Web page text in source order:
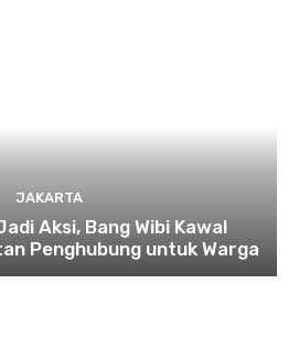
JAKARTA
Aksi, Bang Wibi Kawal
Penghubung untuk Warga